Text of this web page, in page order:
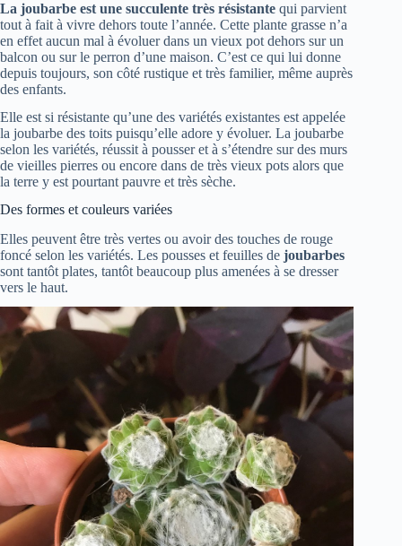
La joubarbe est une succulente très résistante qui parvient
tout à fait à vivre dehors toute l’année. Cette plante grasse n’a
en effet aucun mal à évoluer dans un vieux pot dehors sur un
balcon ou sur le perron d’une maison. C’est ce qui lui donne
depuis toujours, son côté rustique et très familier, même auprès
des enfants.
Elle est si résistante qu’une des variétés existantes est appelée
la joubarbe des toits puisqu’elle adore y évoluer. La joubarbe
selon les variétés, réussit à pousser et à s’étendre sur des murs
de vieilles pierres ou encore dans de très vieux pots alors que
la terre y est pourtant pauvre et très sèche.
Des formes et couleurs variées
Elles peuvent être très vertes ou avoir des touches de rouge
foncé selon les variétés. Les pousses et feuilles de joubarbes
sont tantôt plates, tantôt beaucoup plus amenées à se dresser
vers le haut.